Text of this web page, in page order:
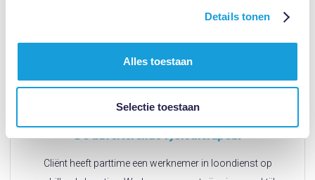
Details tonen
Alles toestaan
Selectie toestaan
De adverterende fysiotherapeut
Cliënt heeft parttime een werknemer in loondienst op